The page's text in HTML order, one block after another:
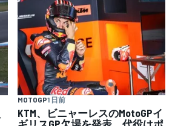
MOTOGP1 日前
KTM、ビニャーレスのMotoGPイ
ギリスGP欠場を発表。代役はポ